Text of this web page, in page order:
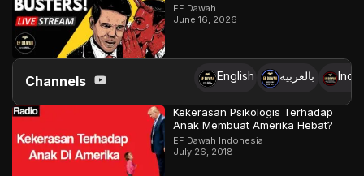
EF Dawah
June 16, 2026
Channels English بالعربية
Kekerasan Psikologis Terhadap
Anak Membuat Amerika Hebat?
EF Dawah Indonesia
July 26, 2018